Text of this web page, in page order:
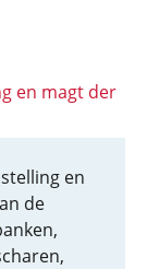
en magt der
en
de